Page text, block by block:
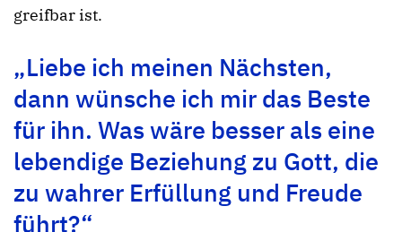
greifbar ist.
„Liebe ich meinen Nächsten,
dann wünsche ich mir das Beste
für ihn. Was wäre besser als eine
lebendige Beziehung zu Gott, die
zu wahrer Erfüllung und Freude
führt?“